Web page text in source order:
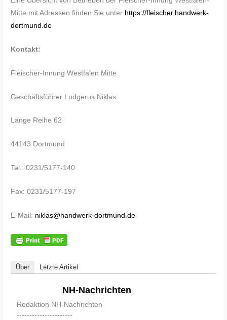
Mitte mit Adressen finden Sie unter https://fleischer.handwerk-
dortmund.de
Kontakt:
Fleischer-Innung Westfalen Mitte
Geschäftsführer Ludgerus Niklas
Lange Reihe 62
44143 Dortmund
Tel.: 0231/5177-140
Fax: 0231/5177-197
E-Mail: niklas@handwerk-dortmund.de
Über Letzte Artikel
NH-Nachrichten
Redaktion NH-Nachrichten
----------------------